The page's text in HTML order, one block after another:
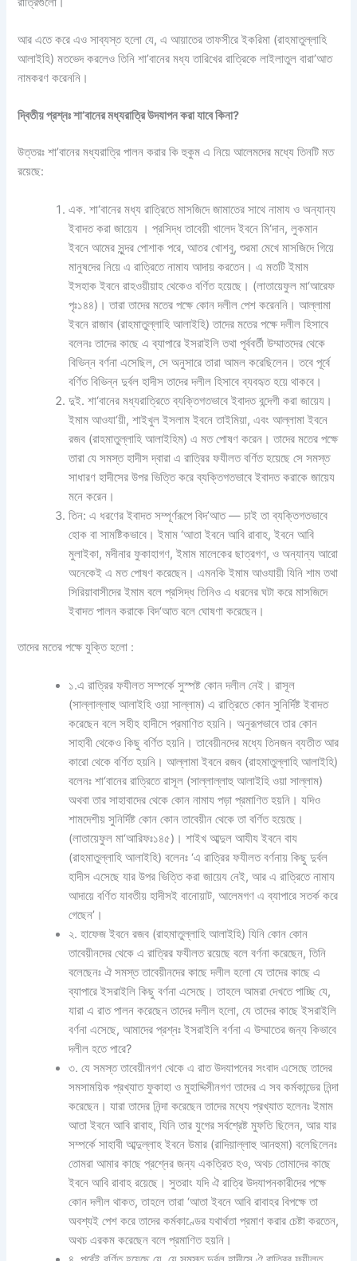
আর এতে করে এও সাব্যস্ত হলো যে, এ আয়াতের তাফসীরে ইকরিমা (রাহমাতুল্লাহি
আলাইহি) মতভেদ করলেও তিনি শা’বানের মধ্য তারিখের রাত্রিকে লাইলাতুল বারা’আত
নামকরণ করেননি।
দ্বিতীয় প্রশ্নঃ শা’বানের মধ্যরাত্রি উদযাপন করা যাবে কিনা?
উত্তরঃ শা’বানের মধ্যরাত্রি পালন করার কি হুকুম এ নিয়ে আলেমদের মধ্যে তিনটি মত
রয়েছে:
এক. শা‘বানের মধ্য রাত্রিতে মাসজিদে জামাতের সাথে নামায ও অন্যান্য
ইবাদত করা জায়েয । প্রসিদ্ধ তাবেয়ী খালেদ ইবনে মি‘দান, লুকমান
ইবনে আমের সুন্দর পোশাক পরে, আতর খোশবু, শুরমা মেখে মাসজিদে গিয়ে
মানুষদের নিয়ে এ রাত্রিতে নামায আদায় করতেন। এ মতটি ইমাম
ইসহাক ইবনে রাহওয়ীয়াহ থেকেও বর্ণিত হয়েছে। (লাতায়েফুল মা‘আরেফ
পৃঃ১৪৪)। তারা তাদের মতের পক্ষে কোন দলীল পেশ করেননি। আল্লামা
ইবনে রাজাব (রাহমাতুল্লাহি আলাইহি) তাদের মতের পক্ষে দলীল হিসাবে
বলেনঃ তাদের কাছে এ ব্যাপারে ইসরাইলি তথা পূর্ববর্তী উম্মাতদের থেকে
বিভিন্ন বর্ণনা এসেছিল, সে অনুসারে তারা আমল করেছিলেন। তবে পূর্বে
বর্ণিত বিভিন্ন দুর্বল হাদীস তাদের দলীল হিসাবে ব্যবহৃত হয়ে থাকবে।
দুই. শা‘বানের মধ্যরাত্রিতে ব্যক্তিগতভাবে ইবাদত বন্দেগী করা জায়েয।
ইমাম আওযা‘য়ী, শাইখুল ইসলাম ইবনে তাইমিয়া, এবং আল্লামা ইবনে
রজব (রাহমাতুল্লাহি আলাইহিম) এ মত পোষণ করেন। তাদের মতের পক্ষে
তারা যে সমস্ত হাদীস দ্বারা এ রাত্রির ফযীলত বর্ণিত হয়েছে সে সমস্ত
সাধারণ হাদীসের উপর ভিত্তি করে ব্যক্তিগতভাবে ইবাদত করাকে জায়েয
মনে করেন।
তিন: এ ধরণের ইবাদত সম্পূর্ণরূপে বিদ’আত — চাই তা ব্যক্তিগতভাবে
হোক বা সামষ্টিকভাবে। ইমাম ‘আতা ইবনে আবি রাবাহ, ইবনে আবি
মুলাইকা, মদীনার ফুকাহাগণ, ইমাম মালেকের ছাত্রগণ, ও অন্যান্য আরো
অনেকেই এ মত পোষণ করেছেন। এমনকি ইমাম আওযায়ী যিনি শাম তথা
সিরিয়াবাসীদের ইমাম বলে প্রসিদ্ধ তিনিও এ ধরনের ঘটা করে মাসজিদে
ইবাদত পালন করাকে বিদ‘আত বলে ঘোষণা করেছেন।
তাদের মতের পক্ষে যুক্তি হলো :
১.এ রাত্রির ফযীলত সম্পর্কে সুস্পষ্ট কোন দলীল নেই। রাসূল
(সাল্লাল্লাহু আলাইহি ওয়া সাল্লাম) এ রাত্রিতে কোন সুনির্দিষ্ট ইবাদত
করেছেন বলে সহীহ হাদীসে প্রমাণিত হয়নি। অনুরূপভাবে তার কোন
সাহাবী থেকেও কিছু বর্ণিত হয়নি। তাবেয়ীনদের মধ্যে তিনজন ব্যতীত আর
কারো থেকে বর্ণিত হয়নি। আল্লামা ইবনে রজব (রাহমাতুল্লাহি আলাইহি)
বলেনঃ শা‘বানের রাত্রিতে রাসূল (সাল্লাল্লাহু আলাইহি ওয়া সাল্লাম)
অথবা তার সাহাবাদের থেকে কোন নামায পড়া প্রমাণিত হয়নি। যদিও
শামদেশীয় সুনির্দিষ্ট কোন কোন তাবেয়ীন থেকে তা বর্ণিত হয়েছে।
(লাতায়েফুল মা‘আরিফঃ১৪৫)। শাইখ আব্দুল আযীয ইবনে বায
(রাহমাতুল্লাহি আলাইহি) বলেনঃ ‘এ রাত্রির ফযীলত বর্ণনায় কিছু দুর্বল
হাদীস এসেছে যার উপর ভিত্তি করা জায়েয নেই, আর এ রাত্রিতে নামায
আদায়ে বর্ণিত যাবতীয় হাদীসই বানোয়াট, আলেমগণ এ ব্যাপারে সতর্ক করে
গেছেন’।
২. হাফেজ ইবনে রজব (রাহমাতুল্লাহি আলাইহি) যিনি কোন কোন
তাবেয়ীনদের থেকে এ রাত্রির ফযীলত রয়েছে বলে বর্ণনা করেছেন, তিনি
বলেছেনঃ ঐ সমস্ত তাবেয়ীনদের কাছে দলীল হলো যে তাদের কাছে এ
ব্যাপারে ইসরাইলি কিছু বর্ণনা এসেছে। তাহলে আমরা দেখতে পাচ্ছি যে,
যারা এ রাত পালন করেছেন তাদের দলীল হলো, যে তাদের কাছে ইসরাইলি
বর্ণনা এসেছে, আমাদের প্রশ্নঃ ইসরাইলি বর্ণনা এ উম্মাতের জন্য কিভাবে
দলীল হতে পারে?
৩. যে সমস্ত তাবেয়ীনগণ থেকে এ রাত উদযাপনের সংবাদ এসেছে তাদের
সমসাময়িক প্রখ্যাত ফুকাহা ও মুহাদ্দিসীনগণ তাদের এ সব কর্মকান্ডের নিন্দা
করেছেন। যারা তাদের নিন্দা করেছেন তাদের মধ্যে প্রখ্যাত হলেনঃ ইমাম
আতা ইবনে আবি রাবাহ, যিনি তার যুগের সর্বশ্রেষ্ট মুফতি ছিলেন, আর যার
সম্পর্কে সাহাবী আব্দুল্লাহ ইবনে উমার (রাদিয়াল্লাহু আনহুমা) বলেছিলেনঃ
তোমরা আমার কাছে প্রশ্নের জন্য একত্রিত হও, অথচ তোমাদের কাছে
ইবনে আবি রাবাহ রয়েছে। সুতরাং যদি ঐ রাত্রি উদযাপনকারীদের পক্ষে
কোন দলীল থাকত, তাহলে তারা ‘আতা ইবনে আবি রাবাহর বিপক্ষে তা
অবশ্যই পেশ করে তাদের কর্মকাণ্ডের যথার্থতা প্রমাণ করার চেষ্টা করতেন,
অথচ এরকম করেছেন বলে প্রমাণিত হয়নি।